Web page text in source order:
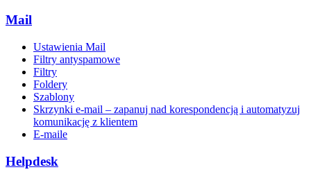
Mail
Ustawienia Mail
Filtry antyspamowe
Filtry
Foldery
Szablony
Skrzynki e-mail – zapanuj nad korespondencją i automatyzuj
komunikację z klientem
E-maile
Helpdesk